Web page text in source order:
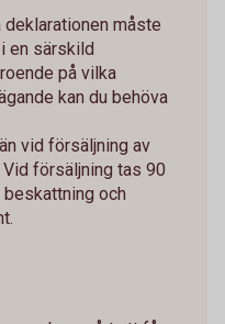
måste
en särskild
på vilka
kan du behöva
vid försäljning av
försäljning tas 90
och